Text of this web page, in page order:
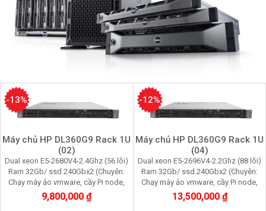
Máy chủ HP DL360G9 Rack 1U
(02)
Dual xeon E5-2680V4-2.4Ghz (56 lõi)
Ram 32Gb/ ssd 240Gbx2 (Chuyên:
Chạy máy ảo vmware, cầy Pi node,
youtube, facebook, quản lý data tool)
9,800,000 ₫
-13%
Máy chủ HP DL360G9 Rack 1U
(04)
Dual xeon E5-2696V4-2.2Ghz (88 lõi)
Ram 32Gb/ ssd 240Gbx2 (Chuyên:
Chạy máy ảo vmware, cầy Pi node,
youtube, facebook, quản lý data tool)
13,500,000 ₫
-12%